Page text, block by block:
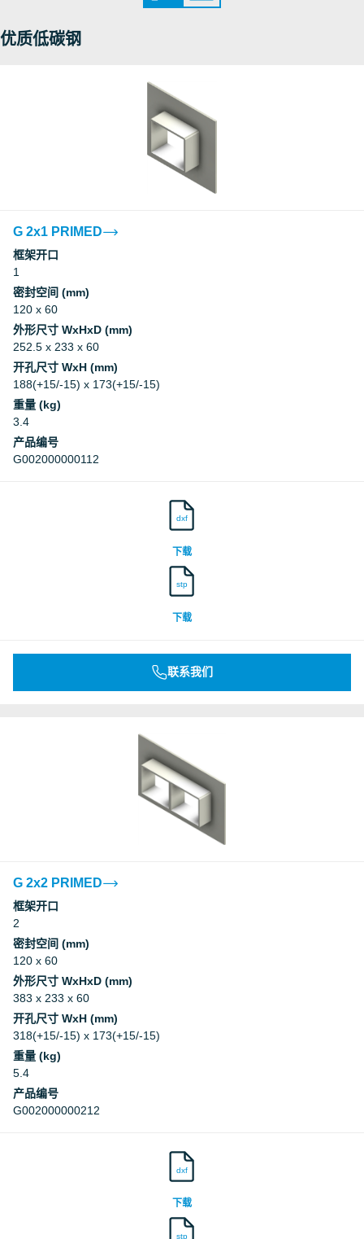
Factory Mutual Approval
CCS
DNV
DNV
Underwriters Laboratories Inc.
Underwriters Laboratories Inc.
Underwriters Laboratories Inc.
Underwriters Laboratories Inc.
Underwriters Laboratories Inc.
Underwriters Laboratories Inc.
Underwriters Laboratories Inc.
Underwriters Laboratories Inc.
Underwriters Laboratories Inc.
优质低碳钢
G 2x1 PRIMED
框架开口
1
密封空间 (mm)
120 x 60
外形尺寸 WxHxD (mm)
252.5 x 233 x 60
开孔尺寸 WxH (mm)
188(+15/-15) x 173(+15/-15)
重量 (kg)
3.4
产品编号
G002000000112
dxf
下载
stp
下载
联系我们
G 2x2 PRIMED
框架开口
2
密封空间 (mm)
120 x 60
外形尺寸 WxHxD (mm)
383 x 233 x 60
开孔尺寸 WxH (mm)
318(+15/-15) x 173(+15/-15)
重量 (kg)
5.4
产品编号
G002000000212
dxf
下载
stp